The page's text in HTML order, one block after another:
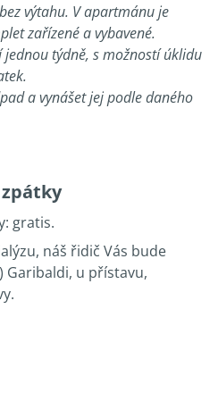
výtahu. V apartmánu je
zařízené a vybavené.
jednou týdně, s možností úklidu
a vynášet jej podle daného
gratis.
náš řidič Vás bude
Garibaldi, u přístavu,